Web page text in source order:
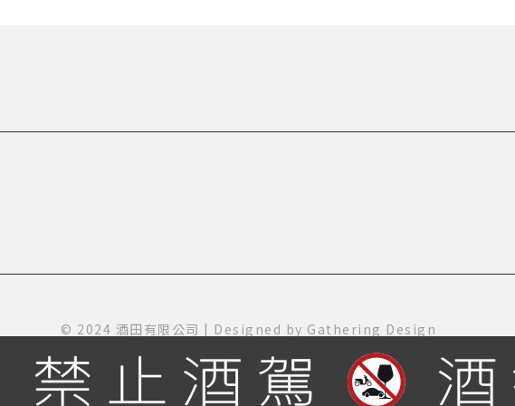
© 2024 酒田有限公司 | Designed by Gathering Design